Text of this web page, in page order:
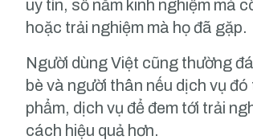
uy tín, số năm kinh nghiệm mà
hoặc trải nghiệm mà họ đã gặp.
Người dùng Việt cũng thường
bè và người thân nếu dịch vụ
phẩm, dịch vụ để đem tới trải
cách hiệu quả hơn.